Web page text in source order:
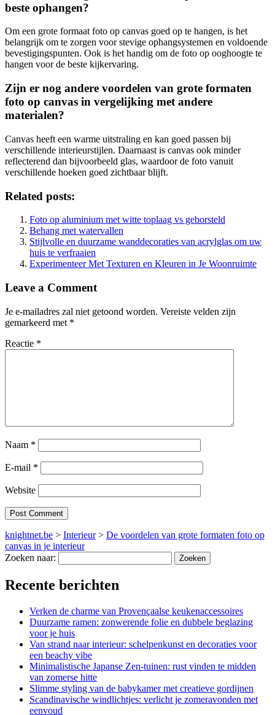
beste ophangen?
Om een grote formaat foto op canvas goed op te hangen, is het
belangrijk om te zorgen voor stevige ophangsystemen en voldoende
bevestigingspunten. Ook is het handig om de foto op ooghoogte te
hangen voor de beste kijkervaring.
Zijn er nog andere voordelen van grote formaten
foto op canvas in vergelijking met andere
materialen?
Canvas heeft een warme uitstraling en kan goed passen bij
verschillende interieurstijlen. Daarnaast is canvas ook minder
reflecterend dan bijvoorbeeld glas, waardoor de foto vanuit
verschillende hoeken goed zichtbaar blijft.
Related posts:
Foto op aluminium met witte toplaag vs geborsteld
Behang met watervallen
Stijlvolle en duurzame wanddecoraties van acrylglas om uw
huis te verfraaien
Experimenteer Met Texturen en Kleuren in Je Woonruimte
Leave a Comment
Je e-mailadres zal niet getoond worden. Vereiste velden zijn
gemarkeerd met *
Reactie *
Naam *
E-mail *
Website
knightnet.be > Interieur> De voordelen van grote formaten foto op
canvas in je interieur
Zoeken naar:
Recente berichten
Verken de charme van Provençaalse keukenaccessoires
Duurzame ramen: zonwerende folie en dubbele beglazing
voor je huis
Van strand naar interieur: schelpenkunst en decoraties voor
een beachy vibe
Minimalistische Japanse Zen-tuinen: rust vinden te midden
van zomerse hitte
Slimme styling van de babykamer met creatieve gordijnen
Scandinavische windlichtjes: verlicht je zomeravonden met
eenvoud